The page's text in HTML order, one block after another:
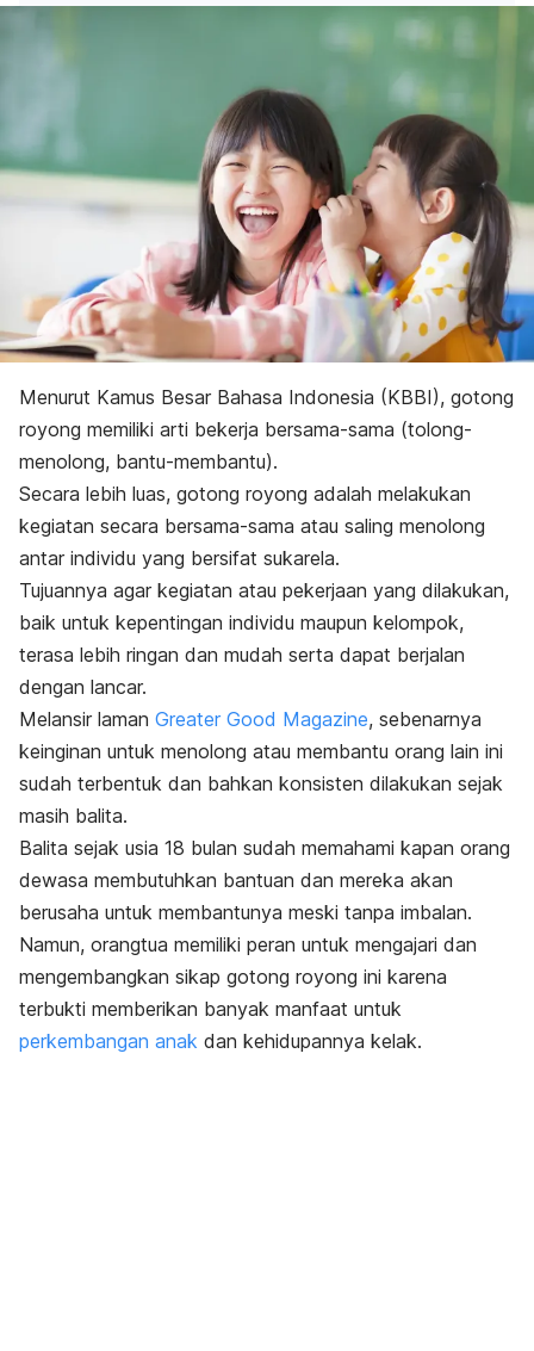
Menurut Kamus Besar Bahasa Indonesia (KBBI), gotong
royong memiliki arti bekerja bersama-sama (tolong-
menolong, bantu-membantu).
Secara lebih luas, gotong royong adalah melakukan
kegiatan secara bersama-sama atau saling menolong
antar individu yang bersifat sukarela.
Tujuannya agar kegiatan atau pekerjaan yang dilakukan,
baik untuk kepentingan individu maupun kelompok,
terasa lebih ringan dan mudah serta dapat berjalan
dengan lancar.
Melansir laman Greater Good Magazine, sebenarnya
keinginan untuk menolong atau membantu orang lain ini
sudah terbentuk dan bahkan konsisten dilakukan sejak
masih balita.
Balita sejak usia 18 bulan sudah memahami kapan orang
dewasa membutuhkan bantuan dan mereka akan
berusaha untuk membantunya meski tanpa imbalan.
Namun, orangtua memiliki peran untuk mengajari dan
mengembangkan sikap gotong royong ini karena
terbukti memberikan banyak manfaat untuk
perkembangan anak dan kehidupannya kelak.